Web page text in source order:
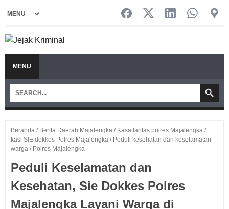
MENU
Beranda / Berita Daerah Majalengka / Kasatlantas polres Majalengka /
kasi SIE dokkes Polres Majalengka / Peduli kesehatan dan keselamatan
warga / Polres Majalengka
Peduli Keselamatan dan
Kesehatan, Sie Dokkes Polres
Majalengka Layani Warga di